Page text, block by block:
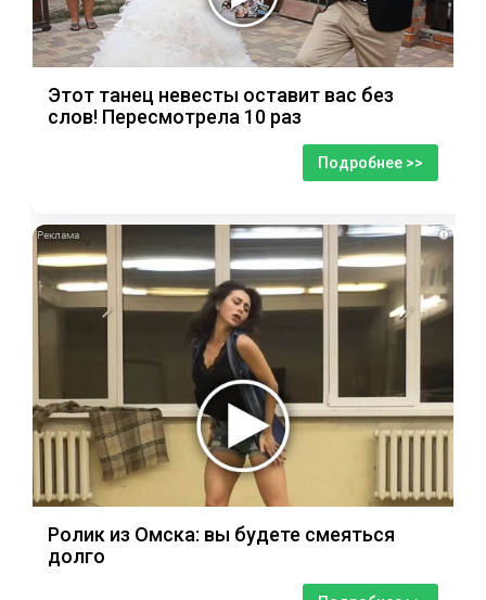
Этот танец невесты оставит вас без
слов! Пересмотрела 10 раз
Подробнее >>
i
Ролик из Омска: вы будете смеяться
долго